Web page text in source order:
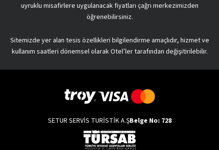
uyruklu misafirlere uygulanacak fiyatları çağrı merkezimizden
öğrenebilirsiniz.
Sitemizde yer alan tesis özellikleri bilgilendirme amaçlıdır, hizmet ve
kullanım saatleri dönemsel olarak Otel’ler tarafından değişitirilebilir.
SETUR SERVİS TURİSTİK A.ŞBelge No: 728